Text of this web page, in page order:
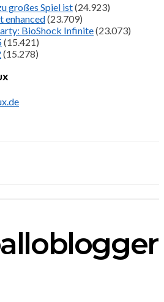
großes Spiel ist(24.923)
enhanced(23.709)
BioShock Infinite(23.073)
(15.421)
(15.278)